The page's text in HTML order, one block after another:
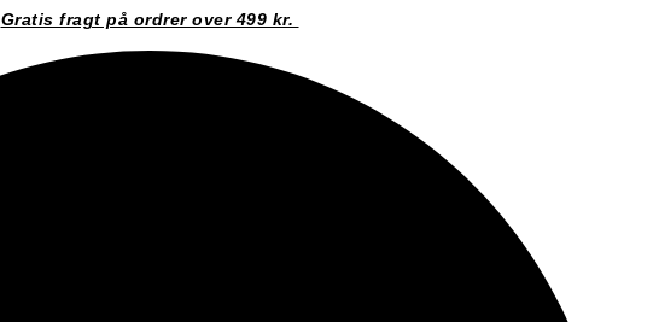
Gratis fragt på ordrer over 499 kr.